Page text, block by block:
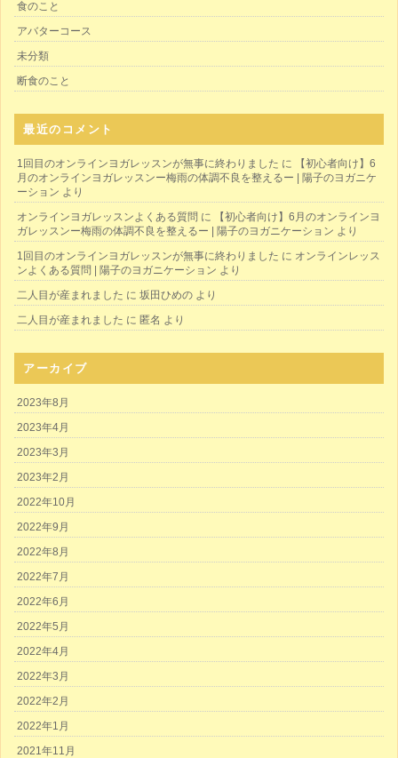
食のこと
アバターコース
未分類
断食のこと
最近のコメント
1回目のオンラインヨガレッスンが無事に終わりました に
【初心者向け】6
月のオンラインヨガレッスンー梅雨の体調不良を整えるー | 陽子のヨガニケ
ーション より
オンラインヨガレッスンよくある質問 に
【初心者向け】6月のオンラインヨ
ガレッスンー梅雨の体調不良を整えるー | 陽子のヨガニケーション より
1回目のオンラインヨガレッスンが無事に終わりました に オンラインレッス
ンよくある質問 | 陽子のヨガニケーション より
二人目が産まれました に 坂田ひめの より
二人目が産まれました に 匿名 より
アーカイブ
2023年8月
2023年4月
2023年3月
2023年2月
2022年10月
2022年9月
2022年8月
2022年7月
2022年6月
2022年5月
2022年4月
2022年3月
2022年2月
2022年1月
2021年11月